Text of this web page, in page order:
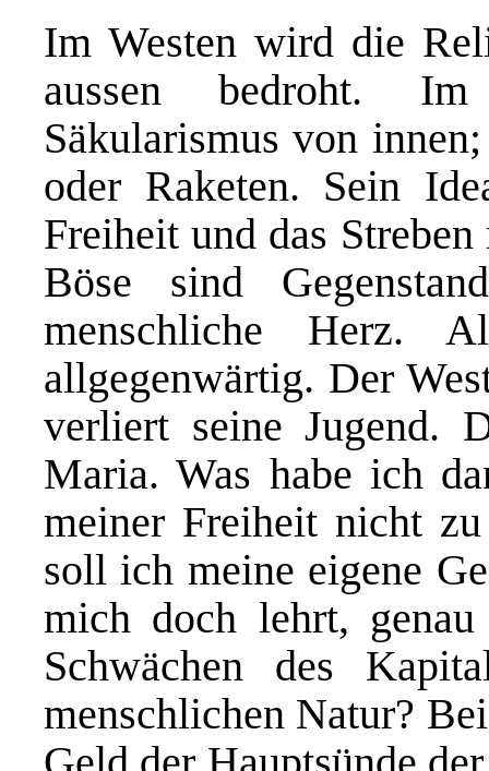
Im Westen wird die
aussen bedroht.
Säkularismus von
oder Raketen. Sein
Freiheit und das
Böse sind
menschliche Herz.
allgegenwärtig. Der
verliert seine Jugend.
Maria. Was habe ich
meiner Freiheit nicht
soll ich meine eigene
mich doch lehrt,
Schwächen des
menschlichen Natur?